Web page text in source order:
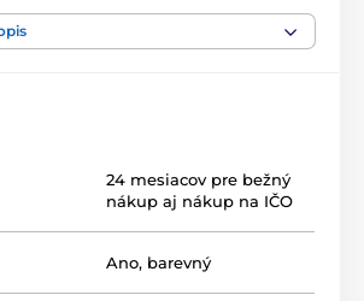
spojila svoje sily s firmou Holo
úplne nový 8-kanálový D/A
čo zvyšné 4 sa používajú na
prehľadný farebný displej s
24 mesiacov pre bežný
nákup aj nákup na IČO
Ano, barevný